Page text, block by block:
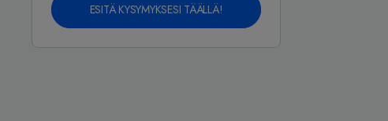
ESITÄ KYSYMYKSESI TÄÄLLÄ!